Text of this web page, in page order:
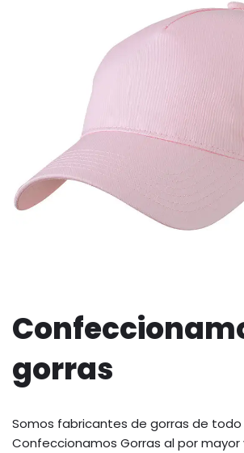
gorras
Somos fabricantes de gorras de todo
Confeccionamos Gorras al por mayor